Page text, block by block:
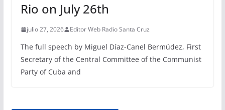
Rio on July 26th
julio 27, 2026 Editor Web Radio Santa Cruz
The full speech by Miguel Díaz-Canel Bermúdez, First
Secretary of the Central Committee of the Communist
Party of Cuba and